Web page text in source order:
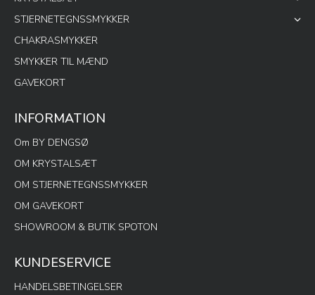
STJERNETEGNSSMYKKER
CHAKRASMYKKER
SMYKKER TIL MÆND
GAVEKORT
INFORMATION
Om BY DENGSØ
OM KRYSTALSÆT
OM STJERNETEGNSSMYKKER
OM GAVEKORT
SHOWROOM & BUTIK SPOTON
KUNDESERVICE
HANDELSBETINGELSER